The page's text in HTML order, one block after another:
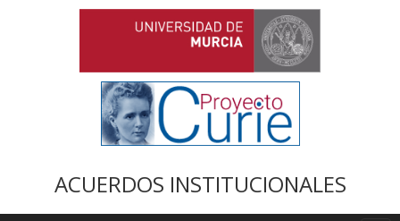
ACUERDOS INSTITUCIONALES